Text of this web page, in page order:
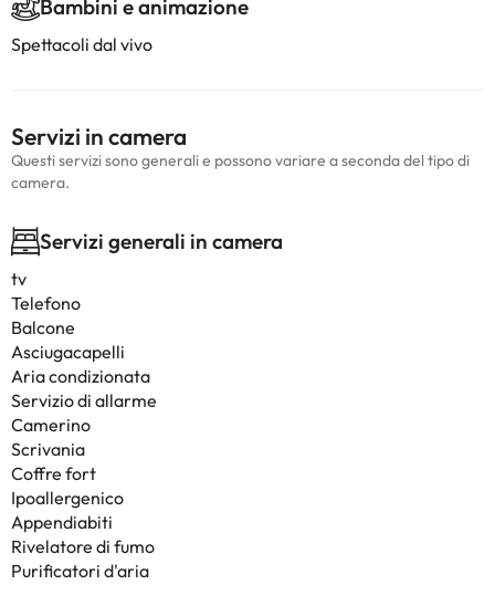
Bambini e animazione
Spettacoli dal vivo
Servizi in camera
Questi servizi sono generali e possono variare a seconda del tipo di
camera.
Servizi generali in camera
tv
Telefono
Balcone
Asciugacapelli
Aria condizionata
Servizio di allarme
Camerino
Scrivania
Coffre fort
Ipoallergenico
Appendiabiti
Rivelatore di fumo
Purificatori d'aria